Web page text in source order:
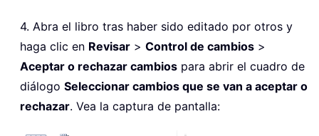
4. Abra el libro tras haber sido editado por otros y
haga clic en Revisar > Control de cambios >
Aceptar o rechazar cambios para abrir el cuadro de
diálogo Seleccionar cambios que se van a aceptar o
rechazar. Vea la captura de pantalla: